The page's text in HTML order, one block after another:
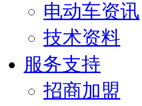
电动车资讯
技术资料
服务支持
招商加盟